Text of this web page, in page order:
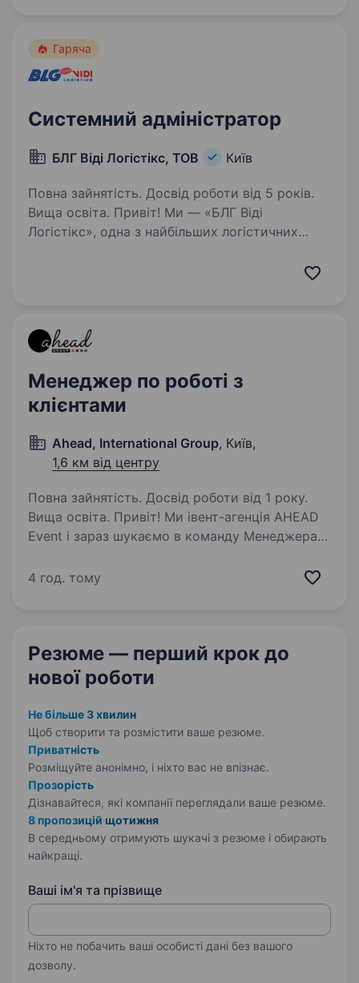
Гаряча
Системний адміністратор
БЛГ Віді Логістікс, ТОВ Київ
Повна зайнятість. Досвід роботи від 5 років.
Вища освіта. Привіт! Ми — «БЛГ Віді
Логістікс», одна з найбільших логістичних
працює в Україні. Наша команда будує сучасні
Менеджер по роботі з
клієнтами
Ahead, International Group, Київ,
1,6 км від центру
Повна зайнятість. Досвід роботи від 1 року.
Вища освіта. Привіт! Ми івент-агенція AHEAD
Event і зараз шукаємо в команду Менеджера
Працюємо з бізнесом, державним сектором і
4 год. тому
Резюме — перший крок до
нової роботи
Не більше 3 хвилин
Щоб створити та розмістити ваше резюме.
Приватність
Розміщуйте анонімно, і ніхто вас не впізнає.
Прозорість
Дізнавайтеся, які компанії переглядали ваше резюме.
8 пропозицій щотижня
В середньому отримують шукачі з резюме і обирають
найкращі.
Ваші ім'я та прізвище
Ніхто не побачить ваші особисті дані без вашого
дозволу.